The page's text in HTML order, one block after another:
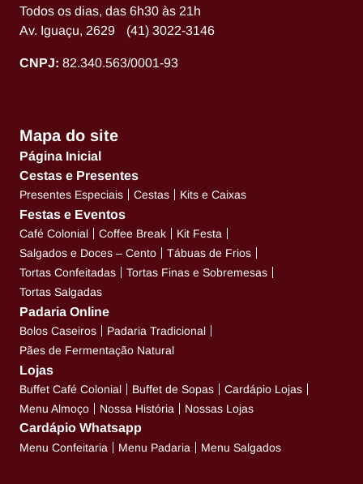
Todos os dias, das 6h30 às 21h
Av. Iguaçu, 2629 (41) 3022-3146
CNPJ: 82.340.563/0001-93
Mapa do site
Página Inicial
Cestas e Presentes
Presentes Especiais Cestas Kits e Caixas
Festas e Eventos
Café Colonial Coffee Break
Kit Festa
Salgados e Doces – Cento
Tábuas de Frios
Tortas Confeitadas
Tortas Finas e Sobremesas
Tortas Salgadas
Padaria Online
Bolos Caseiros
Padaria Tradicional
Pães de Fermentação Natural
Lojas
Buffet Café Colonial Buffet de Sopas
Cardápio Lojas
Menu Almoço
Nossa História Nossas Lojas
Cardápio Whatsapp
Menu Confeitaria Menu Padaria Menu Salgados